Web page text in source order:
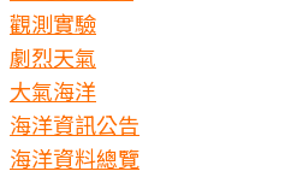
觀測實驗
劇烈天氣
大氣海洋
海洋資訊公告
海洋資料總覽